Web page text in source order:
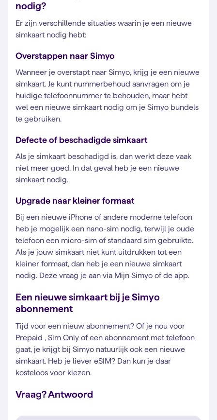
nodig?
Er zijn verschillende situaties waarin je een nieuwe
simkaart nodig hebt:
Overstappen naar Simyo
Wanneer je overstapt naar Simyo, krijg je een nieuwe
simkaart. Je kunt nummerbehoud aanvragen om je
huidige telefoonnummer te behouden, maar hebt
wel een nieuwe simkaart nodig om je Simyo bundels
te gebruiken.
Defecte of beschadigde simkaart
Als je simkaart beschadigd is, dan werkt deze vaak
niet meer goed. In dat geval heb je een nieuwe
simkaart nodig.
Upgrade naar kleiner formaat
Bij een nieuwe iPhone of andere moderne telefoon
heb je mogelijk een nano-sim nodig, terwijl je oude
telefoon een micro-sim of standaard sim gebruikte.
Als je jouw simkaart niet kunt uitdrukken tot een
kleiner formaat, dan heb je een nieuwe simkaart
nodig. Deze vraag je aan via Mijn Simyo of de app.
Een nieuwe simkaart bij je Simyo
abonnement
Tijd voor een nieuw abonnement? Of je nou voor
Prepaid , Sim Only of een abonnement met telefoon
gaat, je krijgt bij Simyo natuurlijk ook een nieuwe
simkaart. Heb je liever eSIM? Dan kun je daar
kosteloos voor kiezen.
Vraag? Antwoord